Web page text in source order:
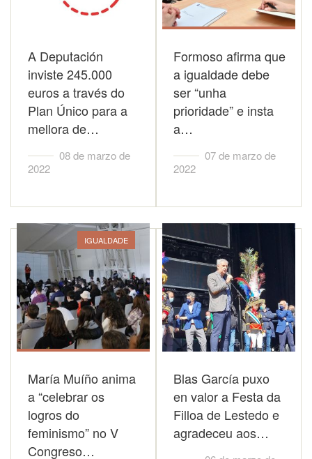
A Deputación
inviste 245.000
euros a través do
Plan Único para a
mellora de…
08 de marzo de
2022
Formoso afirma que
a igualdade debe
ser “unha
prioridade” e insta
a…
07 de marzo de
2022
IGUALDADE
María Muíño anima
a “celebrar os
logros do
feminismo” no V
Congreso…
Blas García puxo
en valor a Festa da
Filloa de Lestedo e
agradeceu aos…